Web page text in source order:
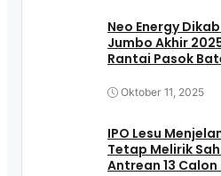
Neo Energy
Jumbo Akhir
Rantai Pasok
Oktober 11, 2025
IPO Lesu
Tetap Melirik
Antrean 13 Calon